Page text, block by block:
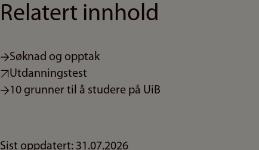
Relatert innhold
Søknad og opptak
Utdanningstest
10 grunner til å studere på UiB
Sist oppdatert: 31.07.2026